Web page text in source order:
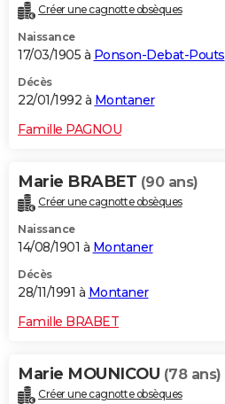
Créer une cagnotte obsèques
Naissance
17/03/1905 à Ponson-Debat-Pouts
Décès
22/01/1992 à Montaner
Famille PAGNOU
Marie BRABET (90 ans)
Créer une cagnotte obsèques
Naissance
14/08/1901 à Montaner
Décès
28/11/1991 à Montaner
Famille BRABET
Marie MOUNICOU (78 ans)
Créer une cagnotte obsèques